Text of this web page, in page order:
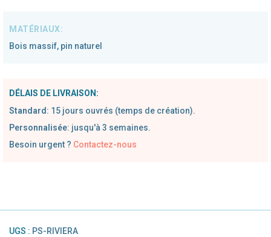
Bois massif, pin naturel
DÉLAIS DE LIVRAISON:
Standard : 1 5 jours ouvrés (temps de création).
Personnalisée: jusqu'à 3 semaines.
Besoin urgent ? Contactez-nous
UGS : PS-RIVIERA